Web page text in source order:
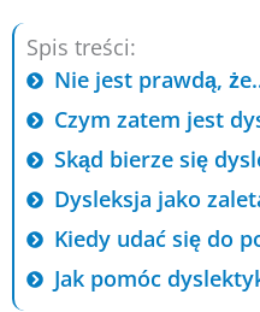
Spis treści:
Nie jest prawdą,
Czym zatem jest
Skąd bierze się
Dysleksja jako
Kiedy udać się do
Jak pomóc